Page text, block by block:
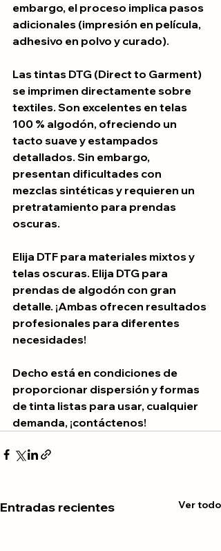
embargo, el proceso implica pasos
adicionales (impresión en película,
adhesivo en polvo y curado).
Las tintas DTG (Direct to Garment)
se imprimen directamente sobre
textiles. Son excelentes en telas
100 % algodón, ofreciendo un
tacto suave y estampados
detallados. Sin embargo,
presentan dificultades con
mezclas sintéticas y requieren un
pretratamiento para prendas
oscuras.
Elija DTF para materiales mixtos y
telas oscuras. Elija DTG para
prendas de algodón con gran
detalle. ¡Ambas ofrecen resultados
profesionales para diferentes
necesidades!
Decho está en condiciones de
proporcionar dispersión y formas
de tinta listas para usar, cualquier
demanda, ¡contáctenos!
Entradas recientes Ver todo